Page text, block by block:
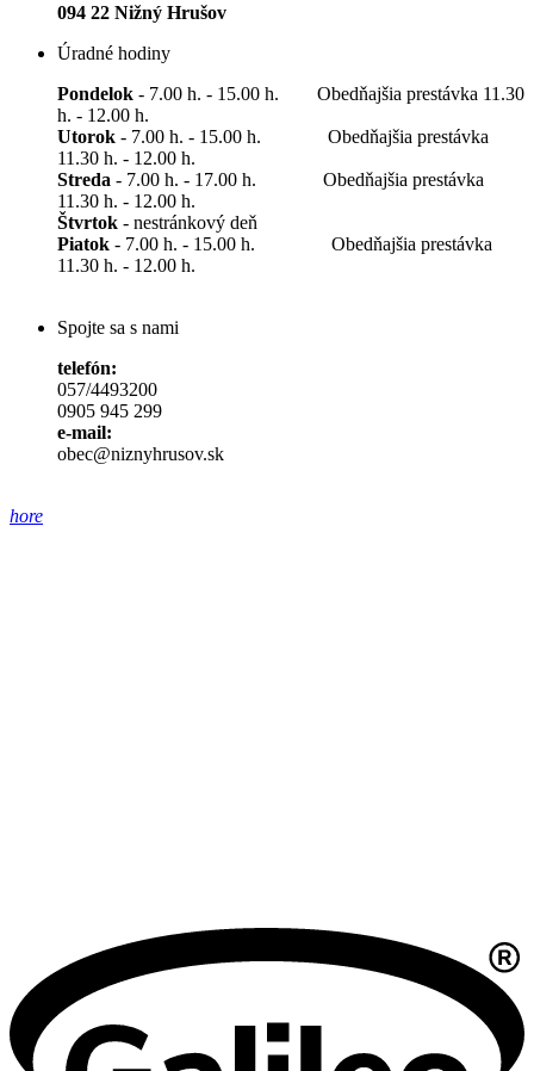
094 22 Nižný Hrušov
Úradné hodiny
Pondelok - 7.00 h. - 15.00 h. Obedňajšia prestávka 11.30
h. - 12.00 h.
Utorok - 7.00 h. - 15.00 h. Obedňajšia prestávka
11.30 h. - 12.00 h.
Streda - 7.00 h. - 17.00 h. Obedňajšia prestávka
11.30 h. - 12.00 h.
Štvrtok - nestránkový deň
Piatok - 7.00 h. - 15.00 h. Obedňajšia prestávka
11.30 h. - 12.00 h.
Spojte sa s nami
telefón:
057/4493200
0905 945 299
e-mail:
obec@niznyhrusov.sk
hore